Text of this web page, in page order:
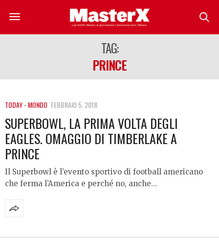
TAG:
PRINCE
TODAY - MONDO FEBBRAIO 5, 2018
SUPERBOWL, LA PRIMA VOLTA DEGLI
EAGLES. OMAGGIO DI TIMBERLAKE A
PRINCE
Il Superbowl è l’evento sportivo di football americano
che ferma l’America e perché no, anche…